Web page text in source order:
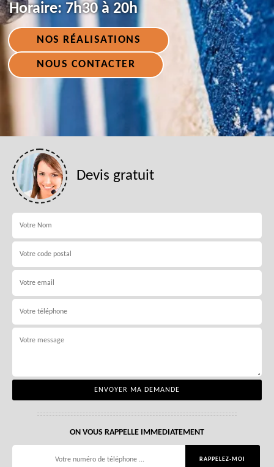
Horaire: 7h30 à 20h
NOS RÉALISATIONS
NOUS CONTACTER
Devis gratuit
ON VOUS RAPPELLE IMMEDIATEMENT